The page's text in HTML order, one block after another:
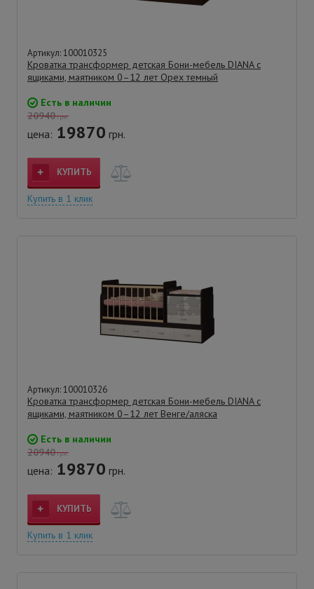
Артикул: 100010325
Кроватка трансформер детская Бони-мебель DIANA с
ящиками, маятником 0–12 лет Орех темный
Есть в наличии
20940грн.
цена: 19870 грн.
КУПИТЬ
Купить в 1 клик
Артикул: 100010326
Кроватка трансформер детская Бони-мебель DIANA с
ящиками, маятником 0–12 лет Венге/аляска
Есть в наличии
20940грн.
цена: 19870 грн.
КУПИТЬ
Купить в 1 клик